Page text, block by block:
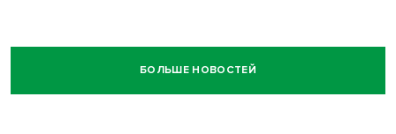
БОЛЬШЕ НОВОСТЕЙ